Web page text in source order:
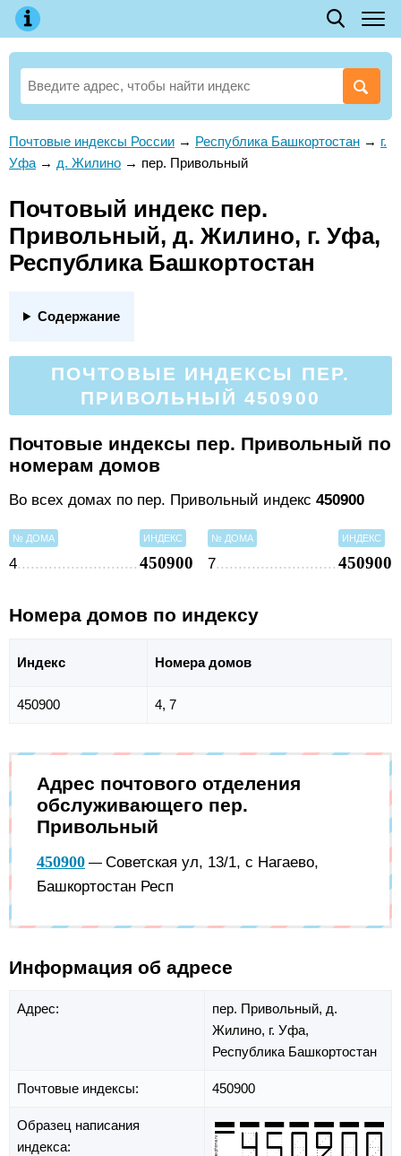
Почтовые индексы России → Республика Башкортостан → г.
Уфа → д. Жилино → пер. Привольный
Почтовый индекс пер.
Привольный, д. Жилино, г. Уфа,
Республика Башкортостан
Содержание
ПОЧТОВЫЕ ИНДЕКСЫ ПЕР.
ПРИВОЛЬНЫЙ 450900
Почтовые индексы пер. Привольный по
номерам домов
Во всех домах по пер. Привольный индекс 450900
№ ДОМА ИНДЕКС
4 450900
№ ДОМА ИНДЕКС
7 450900
Номера домов по индексу
Индекс Номера домов
450900 4, 7
Адрес почтового отделения
обслуживающего пер.
Привольный
450900 — Советская ул, 13/1, с Нагаево,
Башкортостан Респ
Информация об адресе
Адрес: пер. Привольный, д.
Жилино, г. Уфа,
Республика Башкортостан
Почтовые индексы: 450900
Образец написания
индекса: